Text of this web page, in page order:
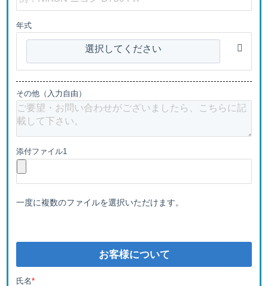
年式
選択してください
その他（入力自由）
添付ファイル1
一度に複数のファイルを選択いただけます。
お客様について
氏名*